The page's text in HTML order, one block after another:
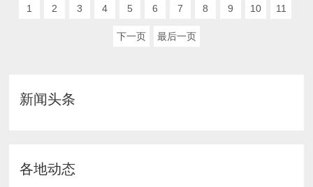
1 2 3 4 5 6 7 8 9 10 11
下一页 最后一页
新闻头条
各地动态